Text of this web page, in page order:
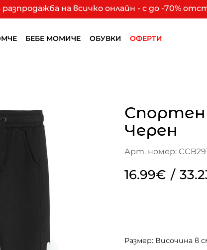
на всичко онлайн - с до -70%
БЕБЕ МОМИЧЕ ОБУВКИ ОФЕРТИ
Черен
Арт. номер:
16.99€ /
Размер: Височина в